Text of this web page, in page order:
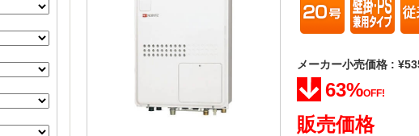
メーカー小売価格 :
63%OFF!
販売価格